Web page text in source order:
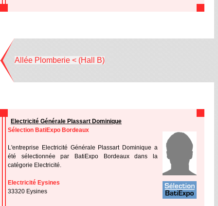
Allée Plomberie < (Hall B)
Electricité Générale Plassart Dominique
Sélection BatiExpo Bordeaux
L'entreprise Electricité Générale Plassart Dominique a
été sélectionnée par BatiExpo Bordeaux dans la
catégorie Electricité.
Electricité Eysines
33320 Eysines